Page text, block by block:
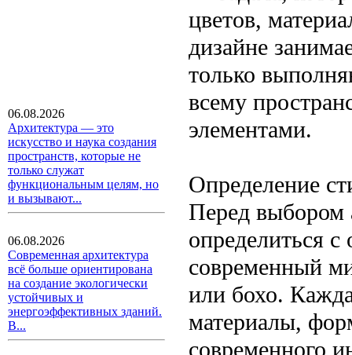
06.08.2026
Архитектура — это
искусство и наука создания
пространств, которые не
только служат
функциональным целям, но
и вызывают...
06.08.2026
Современная архитектура
всё больше ориентирована
на создание экологически
устойчивых и
энергоэффективных зданий.
В...
цветов,
дизайне
только
всему
элементами.
Определение
Перед выбором
определиться
современный
или бохо.
материалы,
современного